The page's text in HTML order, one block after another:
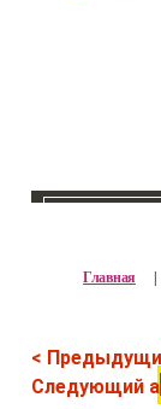
Главная |
<
Следующий